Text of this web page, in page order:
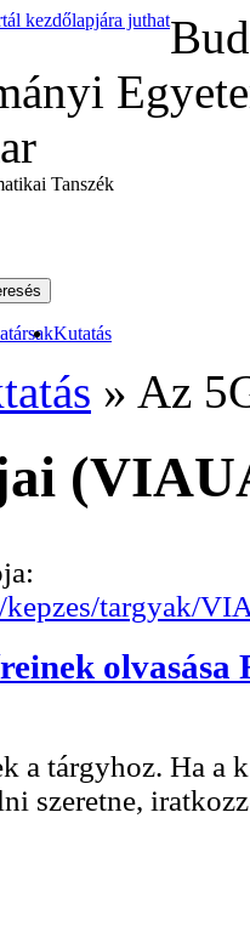
Tanszék
Kutatás
» Az
targyak/
a tárgyhoz. Ha a
szeretne,